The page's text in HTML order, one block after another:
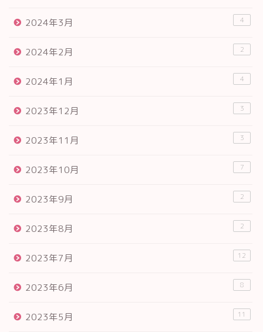
2024年3月 4
2024年2月 2
2024年1月 4
2023年12月 3
2023年11月 3
2023年10月 7
2023年9月 2
2023年8月 2
2023年7月 12
2023年6月 8
2023年5月 11